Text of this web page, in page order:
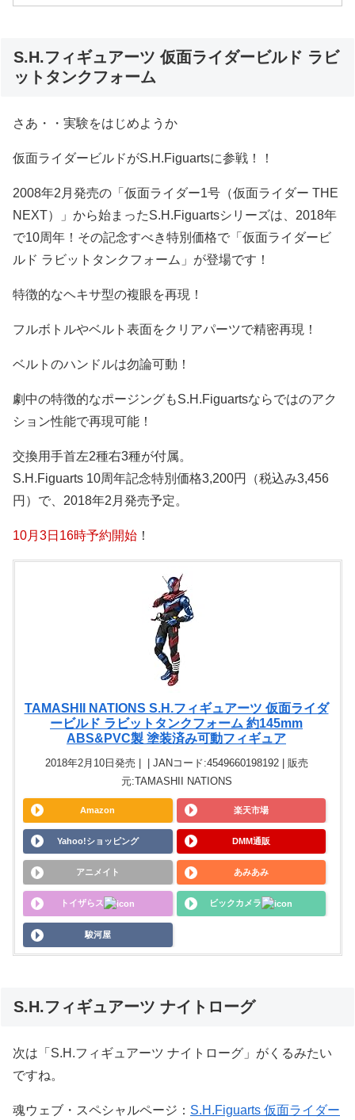
S.H.フィギュアーツ 仮面ライダービルド ラビ
ットタンクフォーム
さあ・・実験をはじめようか
仮面ライダービルドがS.H.Figuartsに参戦！！
2008年2月発売の「仮面ライダー1号（仮面ライダー THE
NEXT）」から始まったS.H.Figuartsシリーズは、2018年
で10周年！その記念すべき特別価格で「仮面ライダービ
ルド ラビットタンクフォーム」が登場です！
特徴的なヘキサ型の複眼を再現！
フルボトルやベルト表面をクリアパーツで精密再現！
ベルトのハンドルは勿論可動！
劇中の特徴的なポージングもS.H.Figuartsならではのアク
ション性能で再現可能！
交換用手首左2種右3種が付属。
S.H.Figuarts 10周年記念特別価格3,200円（税込み3,456
円）で、2018年2月発売予定。
10月3日16時予約開始 ！
TAMASHII NATIONS S.H.フィギュアーツ 仮面ライダ
ービルド ラビットタンクフォーム 約145mm
ABS&PVC製 塗装済み可動フィギュア
2018年2月10日発売 | | JANコード:4549660198192 | 販売
元:TAMASHII NATIONS
Amazon 楽天市場
Yahoo!ショッピング DMM通販
アニメイト あみあみ
トイザらス ビックカメラ
駿河屋
S.H.フィギュアーツ ナイトローグ
次は「S.H.フィギュアーツ ナイトローグ」がくるみたい
ですね。
魂ウェブ・スペシャルページ： S.H.Figuarts 仮面ライダー